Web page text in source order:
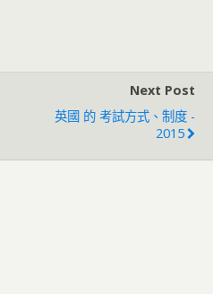
Next Post
英國 的 考試方式、制度 -
2015